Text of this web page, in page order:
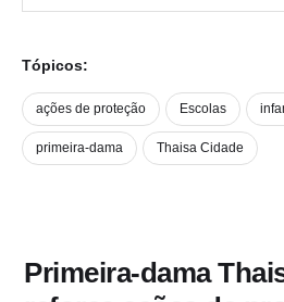
Tópicos:
ações de proteção Escolas
primeira-dama Thaisa Cidade
Primeira-dama